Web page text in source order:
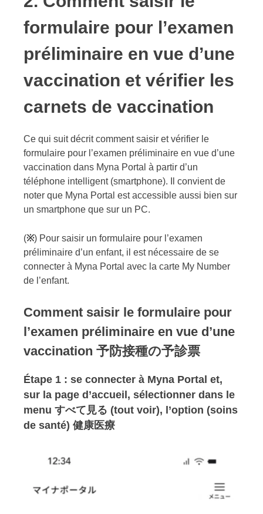
formulaire pour l’examen
préliminaire en vue d’une
vaccination et vérifier les
carnets de vaccination
Ce qui suit décrit comment saisir et vérifier le
formulaire pour l’examen préliminaire en vue d’une
vaccination dans Myna Portal à partir d’un
téléphone intelligent (smartphone). Il convient de
noter que Myna Portal est accessible aussi bien sur
un smartphone que sur un PC.
(※) Pour saisir un formulaire pour l’examen
préliminaire d’un enfant, il est nécessaire de se
connecter à Myna Portal avec la carte My Number
de l’enfant.
Comment saisir le formulaire pour
l’examen préliminaire en vue d’une
vaccination 予防接種の予診票
Étape 1 : se connecter à Myna Portal et,
sur la page d’accueil, sélectionner dans le
menu すべて見る (tout voir), l’option (soins
de santé) 健康医療